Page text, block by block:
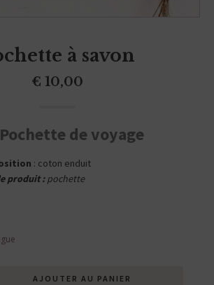
à savon
€ 10,00
Pochette de voyage
: coton enduit
produit :pochette
AJOUTER AU PANIER